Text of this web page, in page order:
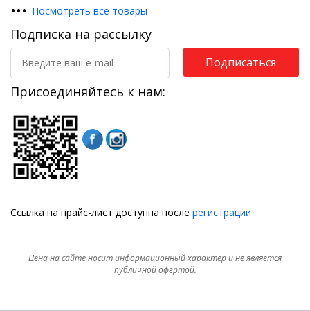
••• Посмотреть все товары
Подписка на рассылку
Подписаться
Присоединяйтесь к нам:
Ссылка на прайс-лист доступна после регистрации
Цена на сайте носит информационный характер и не является
публичной офертой.